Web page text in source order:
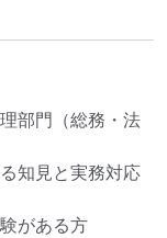
部門（総務・法
知見と実務対応
がある方